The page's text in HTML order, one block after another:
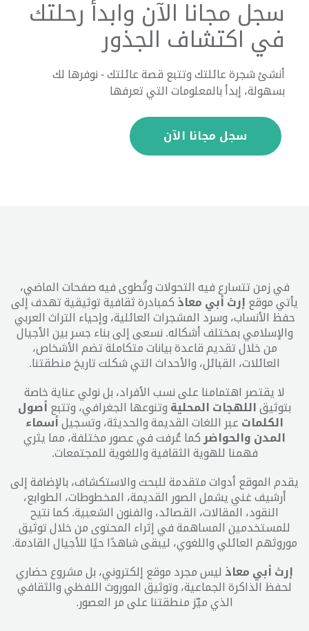
سجل مجانا الآن وابدأ رحلتك
في اكتشاف الجذور
أنشئ شجرة عائلتك وتتبع قصة عائلتك - نوفرها لك
بسهولة، إبدأ بالمعلومات التي تعرفها
سجل مجانا الآن
في زمن تتسارع فيه التحولات وتُطوى فيه صفحات الماضي،
يأتي موقع
إرث أبي معاذ كمبادرة ثقافية توثيقية تهدف إلى
حفظ الأنساب، وسرد المشجرات العائلية، وإحياء التراث العربي
والإسلامي بمختلف أشكاله. نسعى إلى بناء جسر بين الأجيال
من خلال تقديم قاعدة بيانات متكاملة تضم الأشخاص،
العائلات، القبائل، والأحداث التي شكلت تاريخ منطقتنا.
لا يقتصر اهتمامنا على نسب الأفراد، بل نولي عناية خاصة
بتوثيق
اللهجات المحلية وتنوعها الجغرافي، وتتبع أصول
الكلمات عبر اللغات القديمة والحديثة، وتسجيل أسماء
المدن والحواضر كما عُرفت في عصور مختلفة، مما يثري
فهمنا للهوية الثقافية واللغوية للمجتمعات.
يقدم الموقع أدوات متقدمة للبحث والاستكشاف، بالإضافة إلى
أرشيف غني يشمل الصور القديمة، المخطوطات، الطوابع،
النقود، المقالات، القصائد، والفنون الشعبية. كما نتيح
للمستخدمين المساهمة في إثراء المحتوى من خلال توثيق
موروثهم العائلي واللغوي، ليبقى شاهدًا حيًا للأجيال القادمة.
إرث أبي معاذ ليس مجرد موقع إلكتروني، بل مشروع حضاري
لحفظ الذاكرة الجماعية، وتوثيق الموروث اللفظي والثقافي
الذي ميّز منطقتنا على مر العصور.